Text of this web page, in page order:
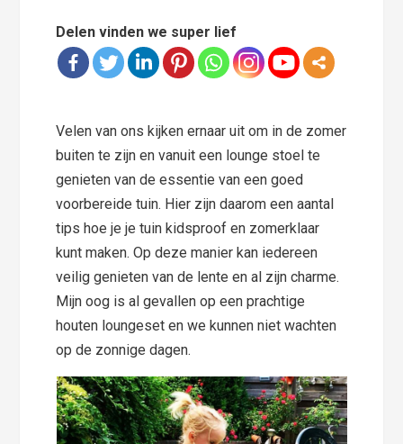
Delen vinden we super lief
Velen van ons kijken ernaar uit om in de zomer
buiten te zijn en vanuit een lounge stoel te
genieten van de essentie van een goed
voorbereide tuin. Hier zijn daarom een aantal
tips hoe je je tuin kidsproof en zomerklaar
kunt maken. Op deze manier kan iedereen
veilig genieten van de lente en al zijn charme.
Mijn oog is al gevallen op een prachtige
houten loungeset en we kunnen niet wachten
op de zonnige dagen.